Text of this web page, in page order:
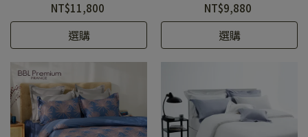
NT$11,800
選購
NT$9,880
選購